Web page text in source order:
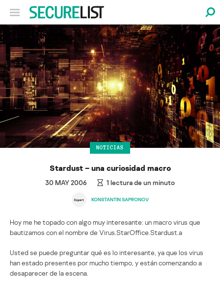
NOTICIAS
Stardust – una curiosidad macro
30 MAY 2006 1 lectura de un minuto
KONSTANTIN SAPRONOV
Hoy me he topado con algo muy interesante: un macro virus que
bautizamos con el nombre de Virus.StarOffice.Stardust.a
Usted se puede preguntar qué es lo interesante, ya que los virus
han estado presentes por mucho tiempo, y están comenzando a
desaparecer de la escena.